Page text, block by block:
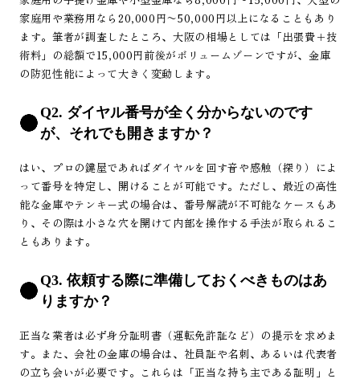
家庭用や業務用なら20,000円〜50,000円以上になることもあり
ます。筆者が調査したところ、大阪の相場としては「出張費＋技
術料」の総額で15,000円前後がボリュームゾーンですが、金庫
の防犯性能によって大きく変動します。
Q2. ダイヤル番号が全く分からないのです
が、それでも開きますか？
はい、プロの鍵屋であればダイヤルを回す音や感触（探り）によ
って番号を特定し、開けることが可能です。ただし、最近の高性
能な金庫やテンキー式の場合は、番号解読が不可能なケースもあ
り、その際は小さな穴を開けて内部を操作する手法が取られるこ
ともあります。
Q3. 依頼する際に準備しておくべきものはあ
りますか？
正当な業者は必ず身分証明書（運転免許証など）の提示を求めま
す。また、会社の金庫の場合は、社員証や名刺、あるいは代表者
の立ち会いが必要です。これらは「正当な持ち主である証明」と